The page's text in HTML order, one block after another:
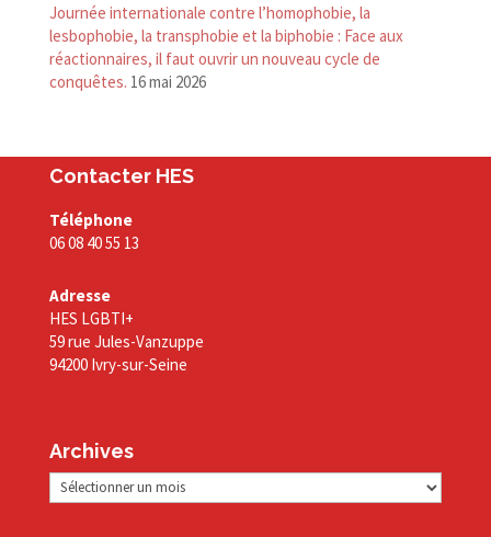
Journée internationale contre l’homophobie, la
lesbophobie, la transphobie et la biphobie : Face aux
réactionnaires, il faut ouvrir un nouveau cycle de
conquêtes. 16 mai 2026
Contacter HES
Téléphone
06 08 40 55 13
Adresse
HES LGBTI+
59 rue Jules-Vanzuppe
94200 Ivry-sur-Seine
Archives
Archives